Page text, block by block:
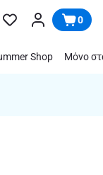
0
Shop Μόνο